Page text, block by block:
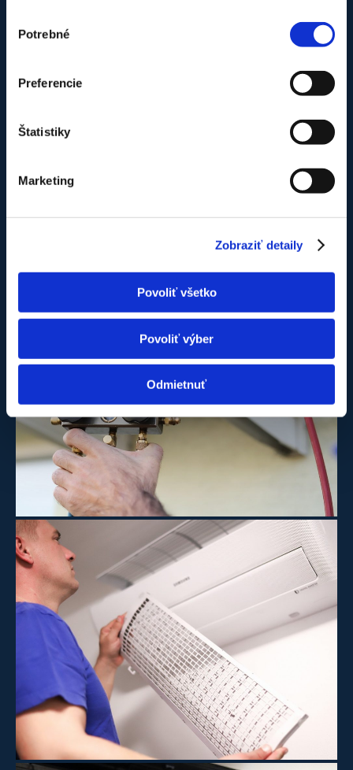
súhlasu
Potrebné
Preferencie
Štatistiky
Marketing
Zobraziť detaily
Povoliť všetko
Povoliť výber
Odmietnuť